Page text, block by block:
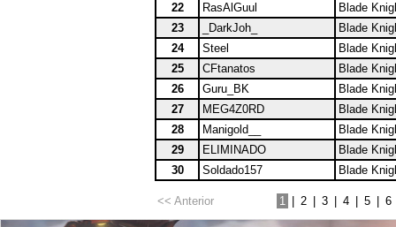
22
RasAlGuul
Blade
23
_DarkJoh_
Blade
24
Steel
Blade
25
CFtanatos
Blade
26
Guru_BK
Blade
27
MEG4Z0RD
Blade
28
Manigold__
Blade
29
ELIMINADO
Blade
30
Soldado157 Blade
<< Anterior 1 2 3 4 5 6